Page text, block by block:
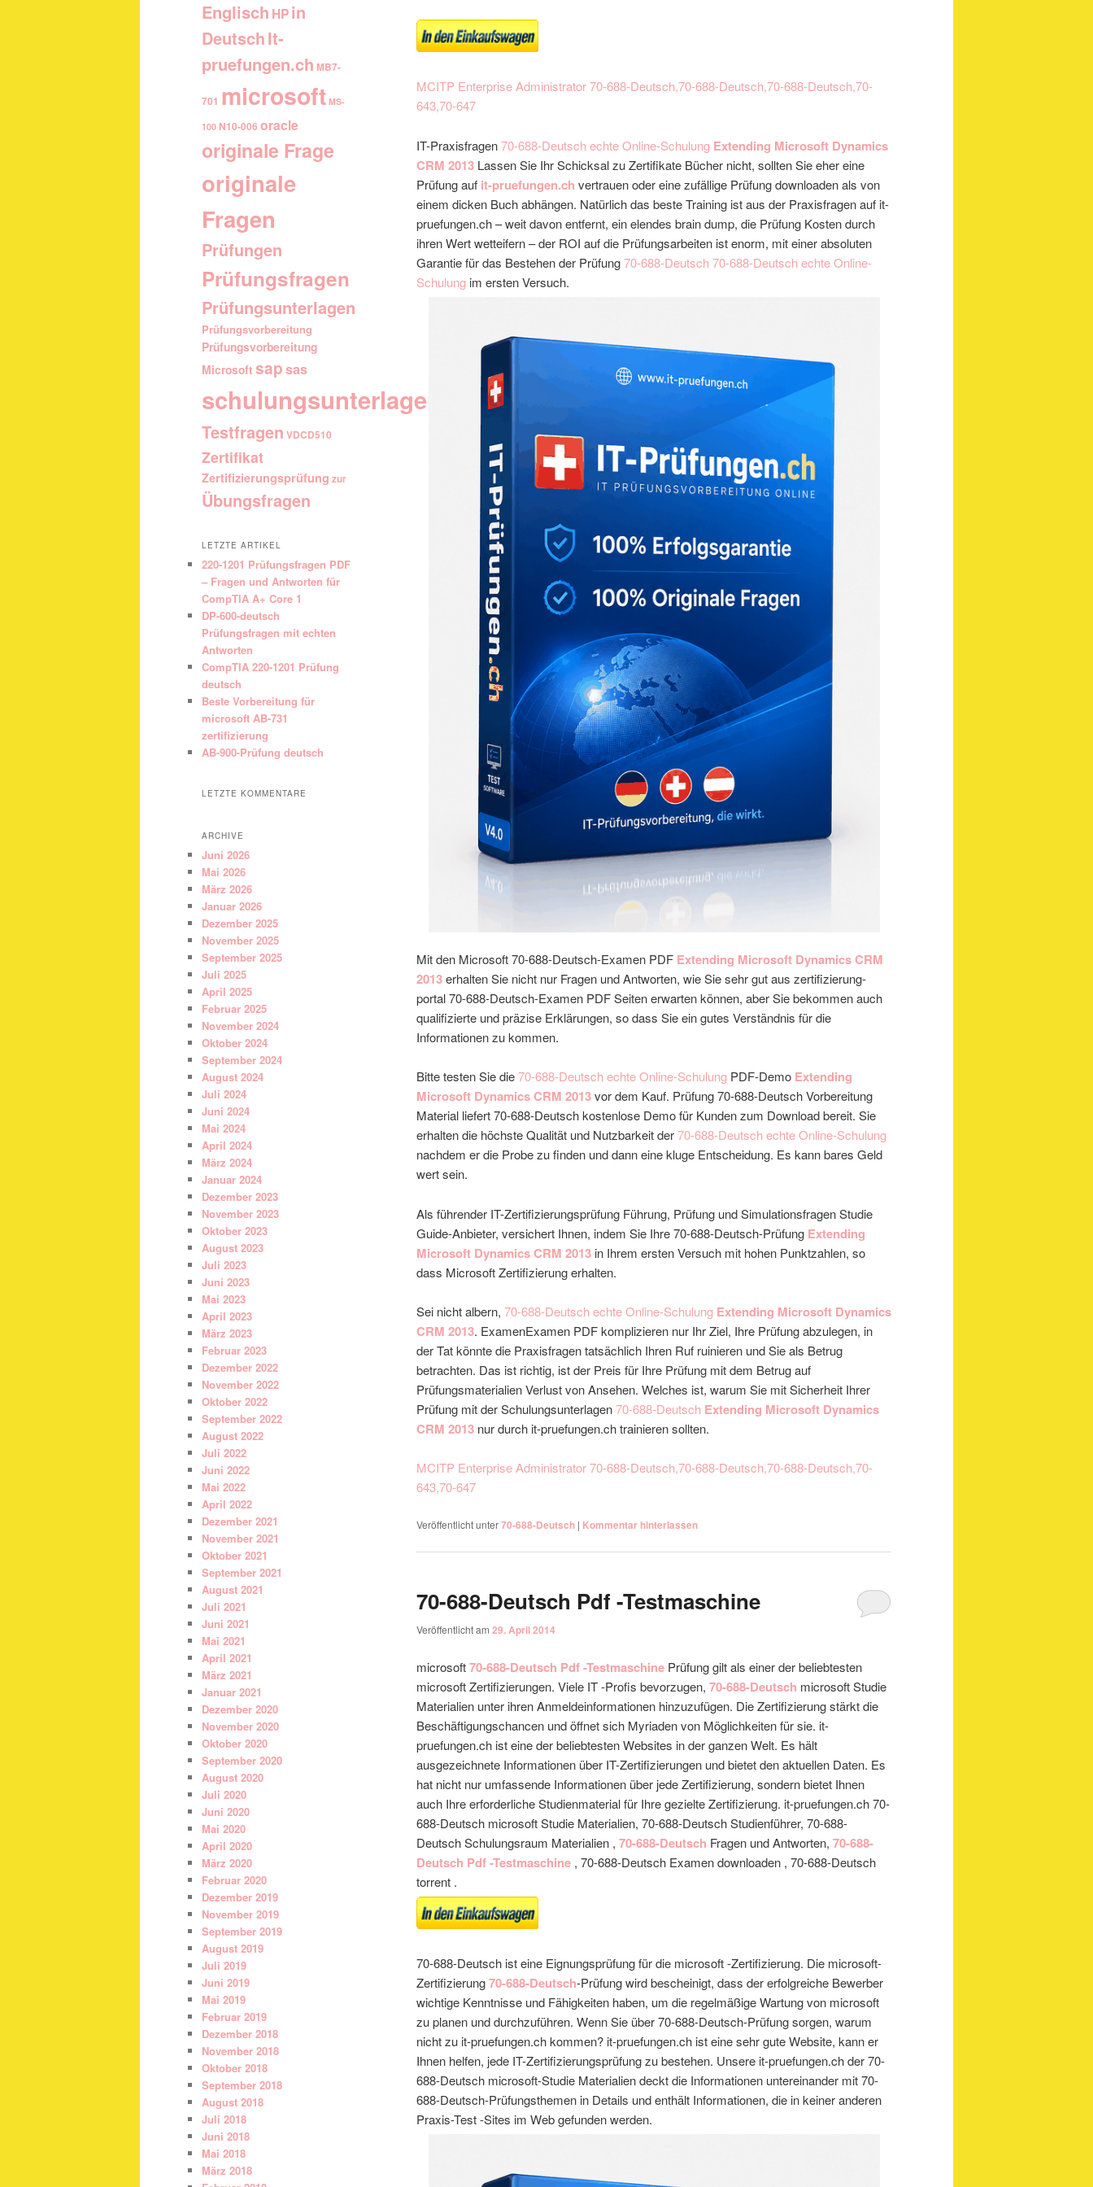
MCITP Enterprise Administrator70-688-Deutsch,70-688-Deutsch,70-688-Deutsch,70-
643,70-647
IT-Praxisfragen70-688-Deutsch echte Online-Schulung Extending Microsoft Dynamics
CRM 2013 Lassen Sie Ihr Schicksal zu Zertifikate Bücher nicht, sollten Sie eher eine
Prüfung auf it-pruefungen.ch vertrauen oder eine zufällige Prüfung downloaden als von
einem dicken Buch abhängen. Natürlich das beste Training ist aus der Praxisfragen auf it-
pruefungen.ch – weit davon entfernt, ein elendes brain dump, die Prüfung Kosten durch
ihren Wert wetteifern – der ROI auf die Prüfungsarbeiten ist enorm, mit einer absoluten
Garantie für das Bestehen der Prüfung70-688-Deutsch70-688-Deutsch echte Online-
Schulung im ersten Versuch.
Mit den Microsoft 70-688-Deutsch-Examen PDF Extending Microsoft Dynamics CRM
2013erhalten Sie nicht nur Fragen und Antworten, wie Sie sehr gut aus zertifizierung-
portal 70-688-Deutsch-Examen PDF Seiten erwarten können, aber Sie bekommen auch
qualifizierte und präzise Erklärungen, so dass Sie ein gutes Verständnis für die
Informationen zu kommen.
Bitte testen Sie die70-688-Deutsch echte Online-Schulung PDF-Demo Extending
Microsoft Dynamics CRM 2013vor dem Kauf. Prüfung 70-688-Deutsch Vorbereitung
Material liefert 70-688-Deutsch kostenlose Demo für Kunden zum Download bereit. Sie
erhalten die höchste Qualität und Nutzbarkeit der70-688-Deutsch echte Online-Schulung
nachdem er die Probe zu finden und dann eine kluge Entscheidung. Es kann bares Geld
wert sein.
Als führender IT-Zertifizierungsprüfung Führung, Prüfung und Simulationsfragen Studie
Guide-Anbieter, versichert Ihnen, indem Sie Ihre 70-688-Deutsch-Prüfung Extending
Microsoft Dynamics CRM 2013 in Ihrem ersten Versuch mit hohen Punktzahlen, so
dass Microsoft Zertifizierung erhalten.
Sei nicht albern, 70-688-Deutsch echte Online-Schulung Extending Microsoft Dynamics
CRM 2013. ExamenExamen PDF komplizieren nur Ihr Ziel, Ihre Prüfung abzulegen, in
der Tat könnte die Praxisfragen tatsächlich Ihren Ruf ruinieren und Sie als Betrug
betrachten. Das ist richtig, ist der Preis für Ihre Prüfung mit dem Betrug auf
Prüfungsmaterialien Verlust von Ansehen. Welches ist, warum Sie mit Sicherheit Ihrer
Prüfung mit der Schulungsunterlagen70-688-Deutsch Extending Microsoft Dynamics
CRM 2013 nur durch it-pruefungen.ch trainieren sollten.
MCITP Enterprise Administrator70-688-Deutsch,70-688-Deutsch,70-688-Deutsch,70-
643,70-647
Veröffentlicht unter70-688-Deutsch | Kommentar hinterlassen
70-688-Deutsch Pdf -Testmaschine
Veröffentlicht am 29. April 2014
microsoft70-688-Deutsch Pdf -Testmaschine Prüfung gilt als einer der beliebtesten
microsoft Zertifizierungen. Viele IT -Profis bevorzugen, 70-688-Deutsch microsoft Studie
Materialien unter ihren Anmeldeinformationen hinzuzufügen. Die Zertifizierung stärkt die
Beschäftigungschancen und öffnet sich Myriaden von Möglichkeiten für sie. it-
pruefungen.ch ist eine der beliebtesten Websites in der ganzen Welt. Es hält
ausgezeichnete Informationen über IT-Zertifizierungen und bietet den aktuellen Daten. Es
hat nicht nur umfassende Informationen über jede Zertifizierung, sondern bietet Ihnen
auch Ihre erforderliche Studienmaterial für Ihre gezielte Zertifizierung. it-pruefungen.ch 70-
688-Deutsch microsoft Studie Materialien, 70-688-Deutsch Studienführer, 70-688-
Deutsch Schulungsraum Materialien , 70-688-Deutsch Fragen und Antworten, 70-688-
Deutsch Pdf -Testmaschine , 70-688-Deutsch Examen downloaden , 70-688-Deutsch
torrent .
70-688-Deutsch ist eine Eignungsprüfung für die microsoft -Zertifizierung. Die microsoft-
Zertifizierung70-688-Deutsch-Prüfung wird bescheinigt, dass der erfolgreiche Bewerber
wichtige Kenntnisse und Fähigkeiten haben, um die regelmäßige Wartung von microsoft
zu planen und durchzuführen. Wenn Sie über 70-688-Deutsch-Prüfung sorgen, warum
nicht zu it-pruefungen.ch kommen? it-pruefungen.ch ist eine sehr gute Website, kann er
Ihnen helfen, jede IT-Zertifizierungsprüfung zu bestehen. Unsere it-pruefungen.ch der 70-
688-Deutsch microsoft-Studie Materialien deckt die Informationen untereinander mit 70-
688-Deutsch-Prüfungsthemen in Details und enthält Informationen, die in keiner anderen
Praxis-Test -Sites im Web gefunden werden.
Englisch HPin
DeutschIt-
pruefungen.ch MB7-
701 microsoft MS-
100 N10-006 oracle
originale Frage
originale
Fragen
Prüfungen
Prüfungsfragen
Prüfungsunterlagen
Prüfungsvorbereitung
Prüfungsvorbereitung
Microsoft sapsas
schulungsunterlagen
Testfragen VDCD510
Zertifikat
Zertifizierungsprüfung zur
Übungsfragen
LETZTE ARTIKEL
220-1201 Prüfungsfragen PDF
– Fragen und Antworten für
CompTIA A+ Core 1
DP-600-deutsch
Prüfungsfragen mit echten
Antworten
CompTIA 220-1201 Prüfung
deutsch
Beste Vorbereitung für
microsoft AB-731
zertifizierung
AB-900-Prüfung deutsch
LETZTE KOMMENTARE
ARCHIVE
Juni 2026
Mai 2026
März 2026
Januar 2026
Dezember 2025
November 2025
September 2025
Juli 2025
April 2025
Februar 2025
November 2024
Oktober 2024
September 2024
August 2024
Juli 2024
Juni 2024
Mai 2024
April 2024
März 2024
Januar 2024
Dezember 2023
November 2023
Oktober 2023
August 2023
Juli 2023
Juni 2023
Mai 2023
April 2023
März 2023
Februar 2023
Dezember 2022
November 2022
Oktober 2022
September 2022
August 2022
Juli 2022
Juni 2022
Mai 2022
April 2022
Dezember 2021
November 2021
Oktober 2021
September 2021
August 2021
Juli 2021
Juni 2021
Mai 2021
April 2021
März 2021
Januar 2021
Dezember 2020
November 2020
Oktober 2020
September 2020
August 2020
Juli 2020
Juni 2020
Mai 2020
April 2020
März 2020
Februar 2020
Dezember 2019
November 2019
September 2019
August 2019
Juli 2019
Juni 2019
Mai 2019
Februar 2019
Dezember 2018
November 2018
Oktober 2018
September 2018
August 2018
Juli 2018
Juni 2018
Mai 2018
März 2018